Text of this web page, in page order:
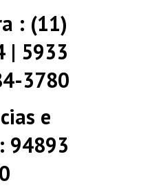
: (11)
| 5933
3780
e
94893